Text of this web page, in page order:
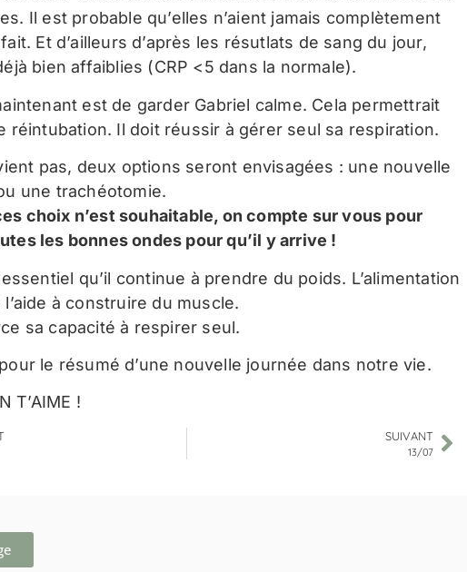
Il est probable qu’elles n’aient jamais complètement
Et d’ailleurs d’après les résutlats de sang du jour,
bien affaiblies (CRP <5 dans la normale).
est de garder Gabriel calme. Cela permettrait
réintubation. Il doit réussir à gérer seul sa respiration.
pas, deux options seront envisagées : une nouvelle
une trachéotomie.
choix n’est souhaitable, on compte sur vous pour
les bonnes ondes pour qu’il y arrive !
qu’il continue à prendre du poids. L’alimentation
à construire du muscle.
sa capacité à respirer seul.
le résumé d’une nouvelle journée dans notre vie.
T’AIME !
SUIVANT
13/07